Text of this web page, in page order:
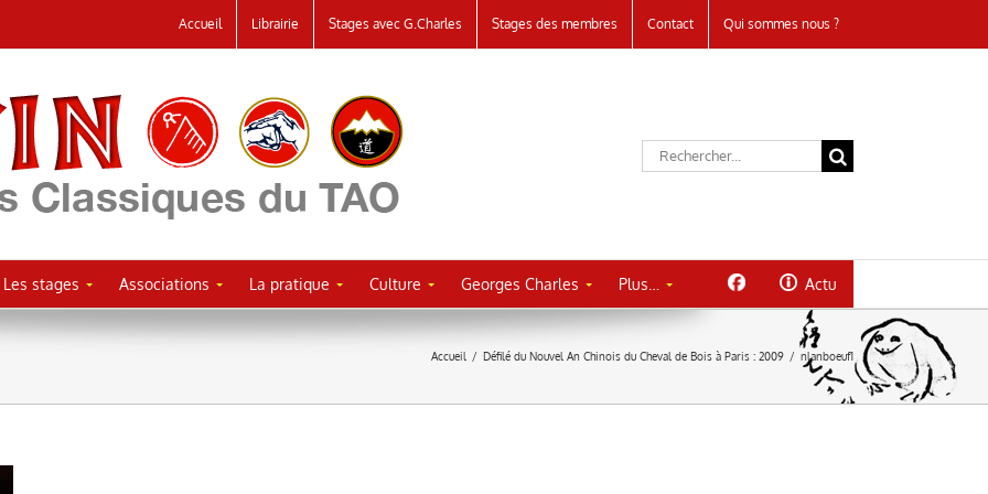
Accueil Librairie Stages avec G.Charles Stages des membres Contact Qui sommes nous ?
Rechercher:
Les stages Associations La pratique Culture Georges Charles Plus… Actu
Accueil / Défilé du Nouvel An Chinois du Cheval de Bois à Paris : 2009 / nlanboeuf1